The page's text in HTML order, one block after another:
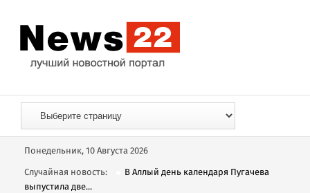
Понедельник, 10 Августа 2026
Случайная новость:
В Аллый день календаря Пугачева
выпустила две...